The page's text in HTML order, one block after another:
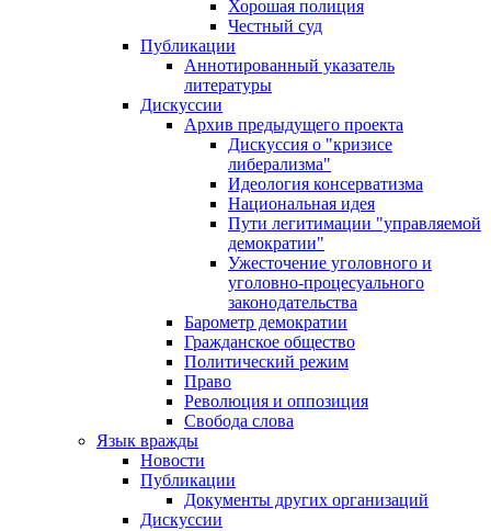
Хорошая полиция
Честный суд
Публикации
Аннотированный указатель
литературы
Дискуссии
Архив предыдущего проекта
Дискуссия о "кризисе
либерализма"
Идеология консерватизма
Национальная идея
Пути легитимации "управляемой
демократии"
Ужесточение уголовного и
уголовно-процесуального
законодательства
Барометр демократии
Гражданское общество
Политический режим
Право
Революция и оппозиция
Свобода слова
Язык вражды
Новости
Публикации
Документы других организаций
Дискуссии